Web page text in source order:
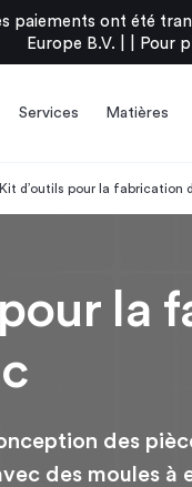
paiements ont été
Europe B.V. |
Pour
Services Matières
Kit d’outils pour la fabrication
la
des
des moules à